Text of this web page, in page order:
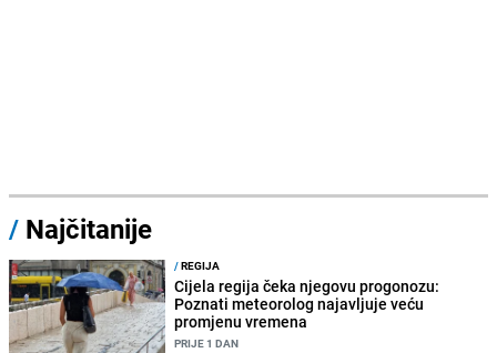
/ Najčitanije
/REGIJA
Cijela regija čeka njegovu progonozu:
Poznati meteorolog najavljuje veću
promjenu vremena
PRIJE 1 DAN